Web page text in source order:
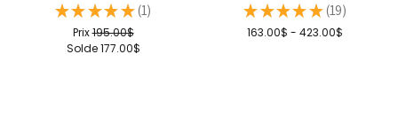
★ ★ ★ ★ ★ 1
1
Prix195.00$
Solde177.00$
★ ★ ★ ★ ★ 19
19
163.00$ - 423.00$